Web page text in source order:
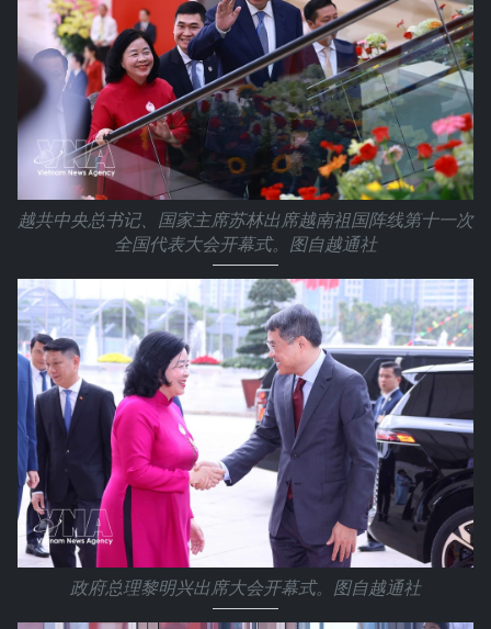
越共中央总书记、国家主席苏林出席越南祖国阵线第十一次
全国代表大会开幕式。图自越通社
政府总理黎明兴出席大会开幕式。图自越通社